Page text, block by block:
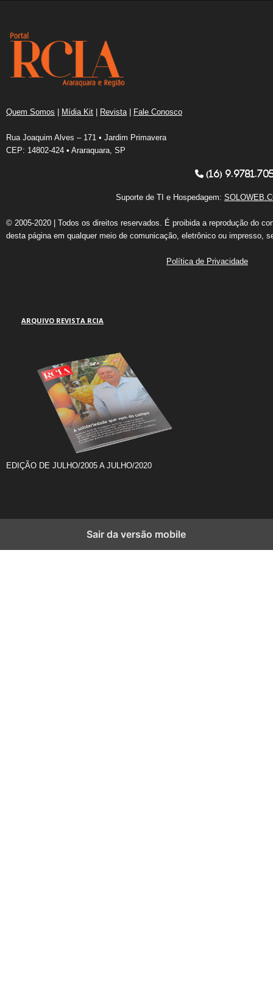
Quem Somos Mídia Kit Revista| Fale Conosco
Rua Joaquim Alves – 171 • Jardim Primavera
CEP: 14802-424 • Araraquara, SP
(16)
Suporte de TI e Hospedagem:
© 2005-2020 | Todos os direitos reservados. É proibida a reprodução do
desta página em qualquer meio de comunicação, eletrônico ou impresso,
Política de Privacidade
ARQUIVO REVISTA RCIA
EDIÇÃO DE JULHO/2005 A JULHO/2020
Sair da versão mobile